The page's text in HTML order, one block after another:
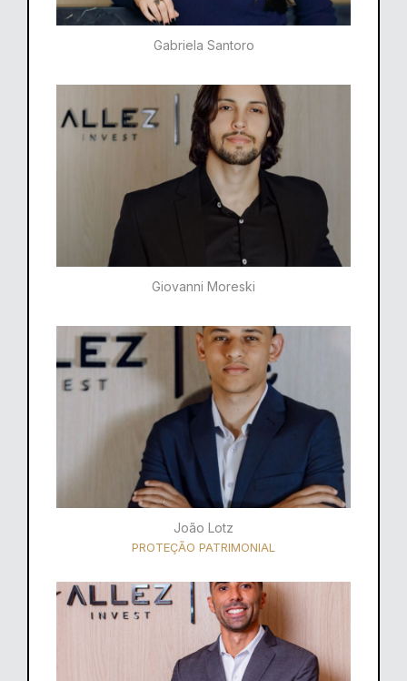
Gabriela Santoro​
Giovanni Moreski
João Lotz
PROTEÇÃO PATRIMONIAL